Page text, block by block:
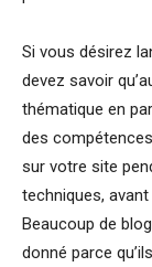
Si vous désirez
devez savoir
thématique en
des
sur votre site
techniques,
Beaucoup de
donné parce